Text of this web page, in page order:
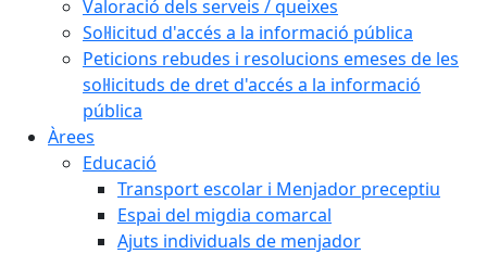
Valoració dels serveis / queixes
Sol·licitud d'accés a la informació pública
Peticions rebudes i resolucions emeses de les
sol·licituds de dret d'accés a la informació
pública
Àrees
Educació
Transport escolar i Menjador preceptiu
Espai del migdia comarcal
Ajuts individuals de menjador